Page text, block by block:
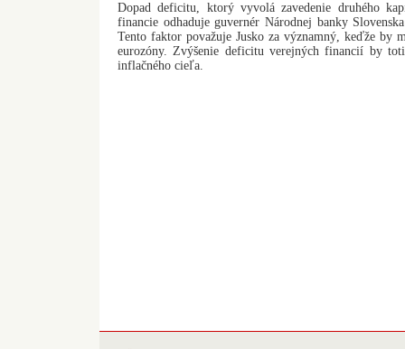
Dopad deficitu, ktorý vyvolá zavedenie druhého
financie odhaduje guvernér Národnej banky
Tento faktor považuje Jusko za významný, keďže by
eurozóny. Zvýšenie deficitu verejných financií by
inflačného cieľa.